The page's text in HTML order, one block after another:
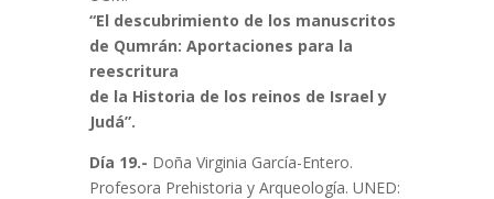
“El descubrimiento de los manuscritos
de Qumrán: Aportaciones para la
reescritura
de la Historia de los reinos de Israel y
Judá”.
Día 19.- Doña Virginia García-Entero.
Profesora Prehistoria y Arqueología. UNED: